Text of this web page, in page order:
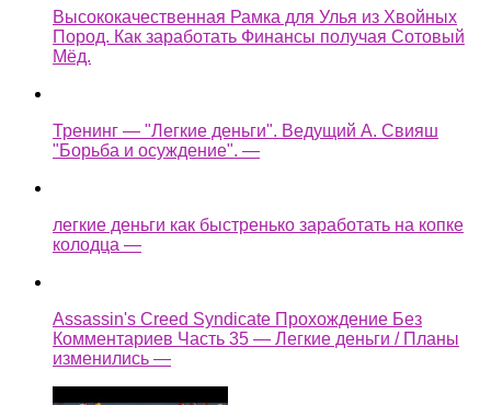
Высококачественная Рамка для Улья из Хвойных
Пород. Как заработать Финансы получая Сотовый
Мёд.
Тренинг — "Легкие деньги". Ведущий А. Свияш
"Борьба и осуждение". —
легкие деньги как быстренько заработать на копке
колодца —
Assassin's Creed Syndicate Прохождение Без
Комментариев Часть 35 — Легкие деньги / Планы
изменились —